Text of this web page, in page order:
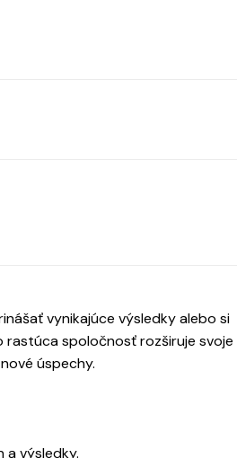
vynikajúce výsledky alebo si
rastúca spoločnosť rozširuje svoje
úspechy.
a výsledky.